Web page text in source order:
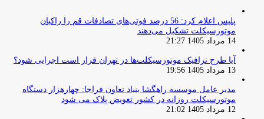
پلیس اعلام کرد: 56 درصد فوتی‌های تصادفات قم را راکبان
موتورسیکلت تشکیل می‌دهند
14 مرداد 1405 21:27
آیا طرح ترافیک موتورسیکلت‌ها در تهران قرار است اجرایی شود؟
13 مرداد 1405 19:56
مدیر عامل موسسه راهگشا بنیاد تعاون فراجا: چهارهزار دستگاه
موتورسیکلت روزانه در کشور تعویض پلاک می شود
12 مرداد 1405 21:02